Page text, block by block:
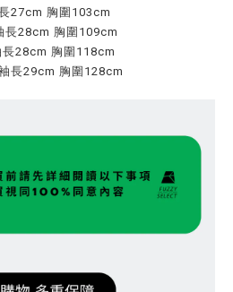
27cm 胸圍103cm
長28cm 胸圍109cm
28cm 胸圍118cm
長29cm 胸圍128cm